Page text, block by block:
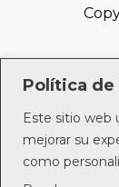
Política
Este sitio web
mejorar su
como